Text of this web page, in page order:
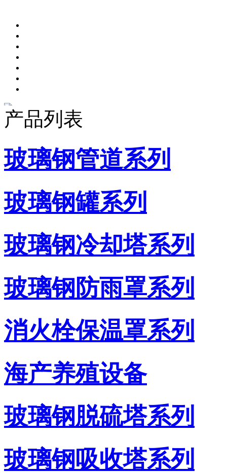
产品列表
玻璃钢管道系列
玻璃钢罐系列
玻璃钢冷却塔系列
玻璃钢防雨罩系列
消火栓保温罩系列
海产养殖设备
玻璃钢脱硫塔系列
玻璃钢吸收塔系列